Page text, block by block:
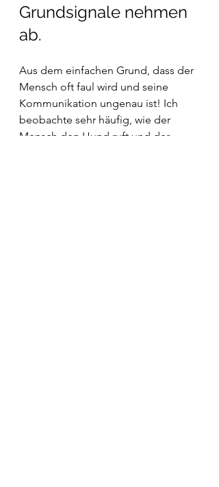
Grundsignale nehmen
ab.
Aus dem einfachen Grund, dass der
Mensch oft faul wird und seine
Kommunikation ungenau ist! Ich
beobachte sehr häufig, wie der
Mensch den Hund ruft und der